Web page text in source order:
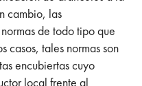
cambio, las
de todo tipo que
casos, tales normas son
encubiertas cuyo
local frente al